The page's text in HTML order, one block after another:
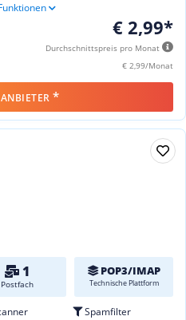
€ 2,99*
Durchschnittspreis pro Monat
€ 2,99/Monat
*
1
Postfach
POP3/IMAP
Technische Plattform
Spamfilter